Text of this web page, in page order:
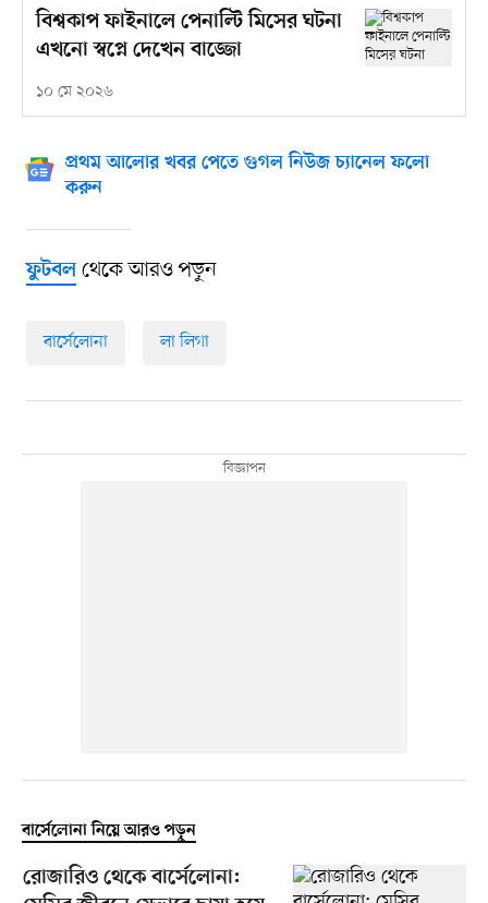
বিশ্বকাপ ফাইনালে পেনাল্টি মিসের ঘটনা
এখনো স্বপ্নে দেখেন বাজ্জো
১০ মে ২০২৬
প্রথম আলোর খবর পেতে গুগল নিউজ চ্যানেল ফলো
করুন
ফুটবলথেকে আরও পড়ুন
বার্সেলোনা লা লিগা
বার্সেলোনা নিয়ে আরও পড়ুন
রোজারিও থেকে বার্সেলোনা: